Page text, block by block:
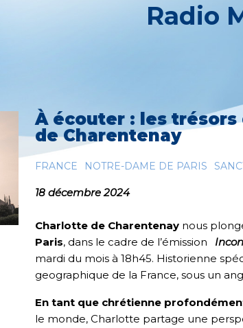
Radio
À écouter : les
de Charentenay
FRANCE NOTRE-DAME DE PARIS
18 décembre 2024
Charlotte de Charentenay nous
Paris, dans le cadre de l’émission
mardi du mois à 18h45. Historienne
geographique de la France, sous un
En tant que chrétienne
le monde, Charlotte partage une